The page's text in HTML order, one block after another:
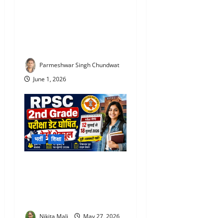
Parmeshwar Singh Chundwat
June 1, 2026
भर्ती शिक्षा
Nikita Mali May 27, 2026